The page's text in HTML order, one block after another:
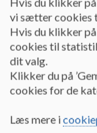
Om skolen
Skoleplan
Skoleplan
Dokumenter
vi sætter cookies
Hvis du klikker på
cookies til
dit valg.
Klikker du på
cookies for de
Læs mere i